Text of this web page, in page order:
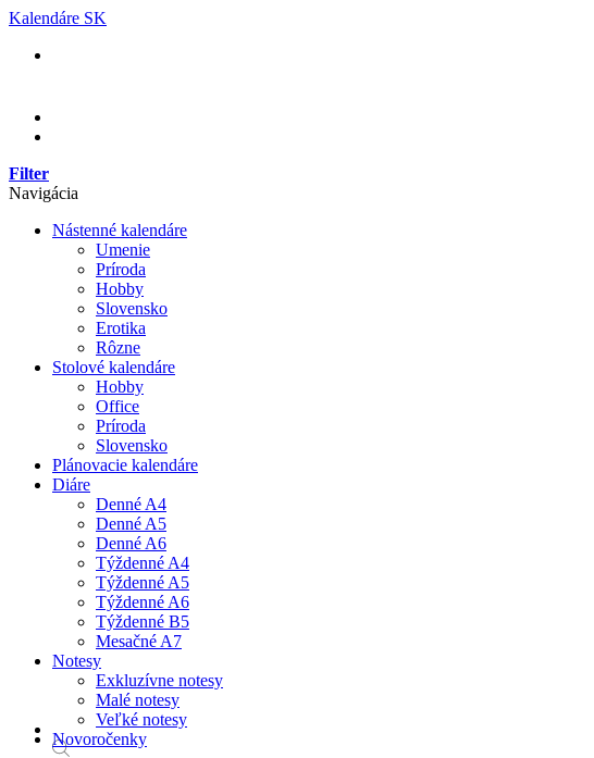
Skip
content
Kalendáre SK
Filter
Navigácia
Nástenné kalendáre
Umenie
Príroda
Hobby
Slovensko
Erotika
Rôzne
Stolové kalendáre
Hobby
Office
Príroda
Slovensko
Plánovacie kalendáre
Diáre
Denné A4
Denné A5
Denné A6
Týždenné A4
Týždenné A5
Týždenné A6
Týždenné B5
Mesačné A7
Notesy
Exkluzívne notesy
Malé notesy
Veľké notesy
Novoročenky